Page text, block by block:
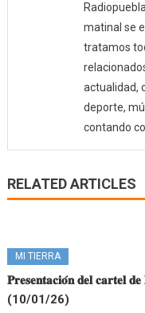
matinal se
tratamos
actualidad,
deporte,
contando
RELATED ARTICLES
MI TIERRA
𝐏𝐫𝐞𝐬𝐞𝐧𝐭𝐚𝐜𝐢𝐨́𝐧 𝐝𝐞𝐥 𝐜𝐚𝐫𝐭𝐞𝐥
(10/01/26)